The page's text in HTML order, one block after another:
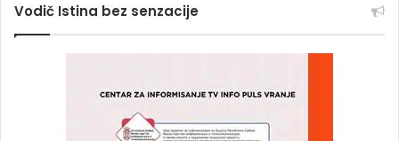
Vodič Istina bez senzacije